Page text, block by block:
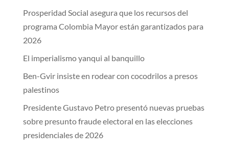
Prosperidad Social asegura que los recursos del
programa Colombia Mayor están garantizados para
2026
El imperialismo yanqui al banquillo
Ben-Gvir insiste en rodear con cocodrilos a presos
palestinos
Presidente Gustavo Petro presentó nuevas pruebas
sobre presunto fraude electoral en las elecciones
presidenciales de 2026